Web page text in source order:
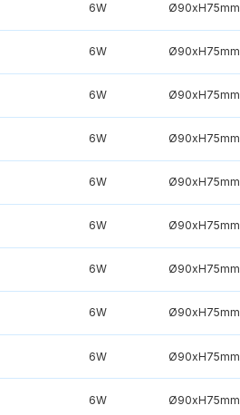
6W Ø90xH75mm
6W Ø90xH75mm
6W Ø90xH75mm
6W Ø90xH75mm
6W Ø90xH75mm
6W Ø90xH75mm
6W Ø90xH75mm
6W Ø90xH75mm
6W Ø90xH75mm
6W Ø90xH75mm